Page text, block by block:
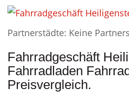
Partnerstädte: Keine
Fahrradgeschäft
Fahrradladen
Preisvergleich.